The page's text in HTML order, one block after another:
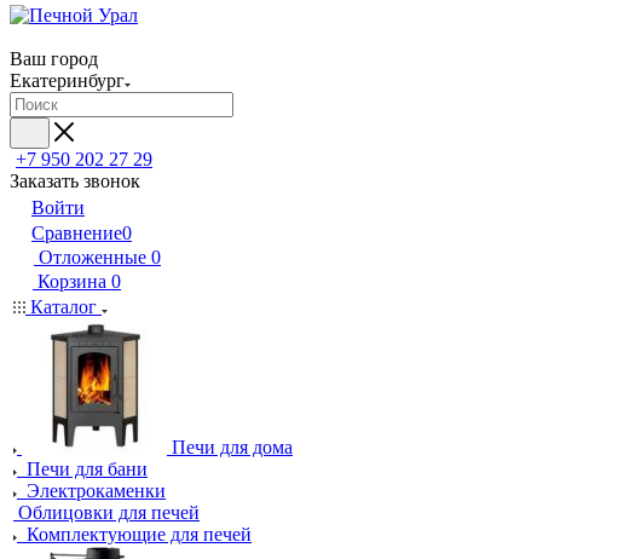
Ваш город
Екатеринбург
+7 950 202 27 29
Заказать звонок
Войти
Сравнение0
Отложенные 0
Корзина 0
Каталог
Печи для дома
Печи для бани
Электрокаменки
Облицовки для печей
Комплектующие для печей